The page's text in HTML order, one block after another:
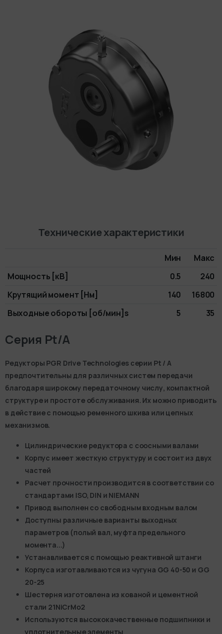
Технические характеристики
Мин
Макс
Мощность [кВ]
0.5
240
Крутящий момент [Нм]
140
16800
Выходные обороты [об/мин]s
5 35
Серия Pt/A
Редукторы PGR Drive Technologies серии Pt / A
предпочтительны для различных систем передачи
благодаря широкому передаточному числу, компактной
структуре и простоте обслуживания. Их можно приводить
в действие с помощью ременного шкива или цепных
механизмов.
Цилиндрические редуктора с соосными валами
Корпус имеет жесткую структуру и состоит из двух
частей
Расчет прочности производится в соответствии со
стандартами ISO, DIN и NIEMANN
Привод выполнен со свободным входным валом
Доступны различные варианты выходных
параметров (полый вал, муфта предельного
момента...)
Устанавливается с помощью реактивной штанги
Корпуса изготавливаются из чугуна GG 40-50 и GG
20-25
Шестерня изготовлена из кованой и цементной
стали 21NiCrMo2
Используются высококачественные подшипники и
уплотнительные элементы